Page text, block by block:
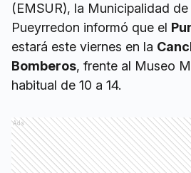
(EMSUR), la Municipalidad de
Pueyrredon informó que el
estará este viernes en la
Bomberos, frente al Museo
habitual de 10 a 14.
Ads